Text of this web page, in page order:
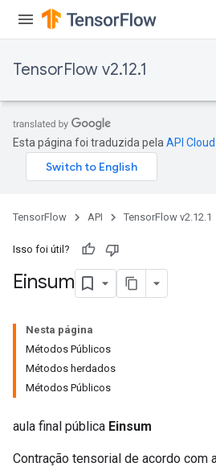
TensorFlow v2.12.1
Esta página foi traduzida pela API
TensorFlow API TensorFlow v2.12.1
Isso foi útil?
Einsum
Nesta página
Métodos Públicos
Métodos herdados
Métodos Públicos
aula final pública Einsum
Contração tensorial de acordo com